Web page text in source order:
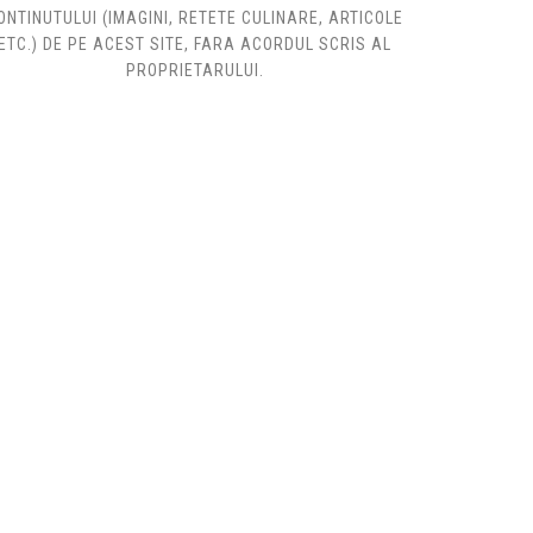
(IMAGINI, RETETE CULINARE, ARTICOLE
DE PE ACEST SITE, FARA ACORDUL SCRIS AL
PROPRIETARULUI.